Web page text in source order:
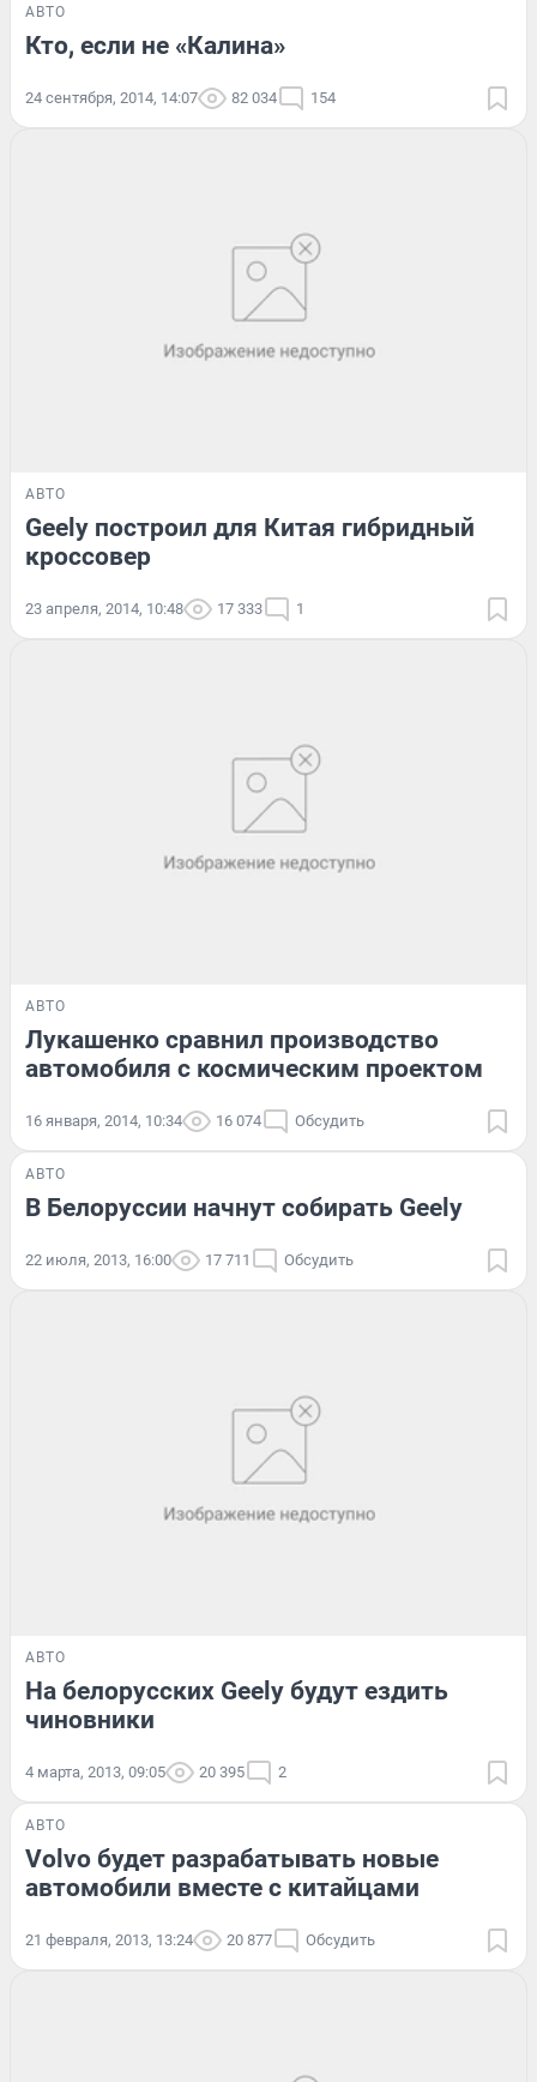
АВТО
Кто, если не «Калина»
24 сентября, 2014, 14:07 82 034 154
АВТО
Geely построил для Китая гибридный
кроссовер
23 апреля, 2014, 10:48 17 333 1
АВТО
Лукашенко сравнил производство
автомобиля с космическим проектом
16 января, 2014, 10:34 16 074 Обсудить
АВТО
В Белоруссии начнут собирать Geely
22 июля, 2013, 16:00 17 711 Обсудить
АВТО
На белорусских Geely будут ездить
чиновники
4 марта, 2013, 09:05 20 395 2
АВТО
Volvo будет разрабатывать новые
автомобили вместе с китайцами
21 февраля, 2013, 13:24 20 877 Обсудить